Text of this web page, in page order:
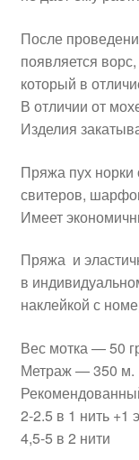
После
появляется ворс,
который в
В отличии от
Изделия
Пряжа пух норки
свитеров,
Имеет
Пряжа и
в
наклейкой с
Вес мотка — 50
Метраж — 350 м.
2-2.5 в 1 нить +1
4,5-5 в 2 нити